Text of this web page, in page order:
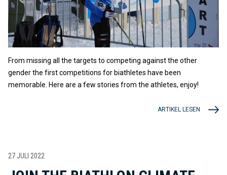
From missing all the targets to competing against the other
gender the first competitions for biathletes have been
memorable. Here are a few stories from the athletes, enjoy!
ARTIKEL LESEN
27 JULI 2022